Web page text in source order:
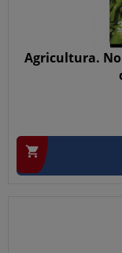
Agricultura.
